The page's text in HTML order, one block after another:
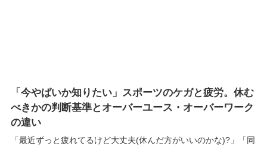
「今やばいか知りたい」スポーツのケガと疲労。休む
べきかの判断基準とオーバーユース・オーバーワーク
の違い
「最近ずっと疲れてるけど大丈夫(休んだ方がいいのかな)?」「同